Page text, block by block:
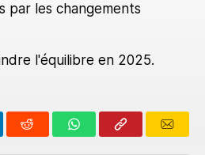
par les changements
l'équilibre en 2025.